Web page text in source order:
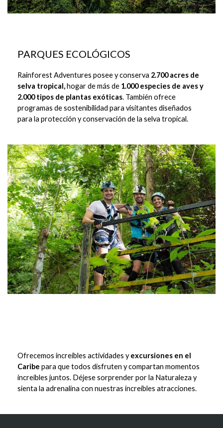
PARQUES ECOLÓGICOS
Rainforest Adventures posee y conserva 2.700 acres de
selva tropical,hogar de más de 1.000 especies de aves y
2.000 tipos de plantas exóticas. También ofrece
programas de sostenibilidad para visitantes diseñados
para la protección y conservación de la selva tropical.
Ofrecemos increíbles actividades yexcursiones en el
Caribe para que todos disfruten y compartan momentos
increíbles juntos. Déjese sorprender por la Naturaleza y
sienta la adrenalina con nuestras increíbles atracciones.